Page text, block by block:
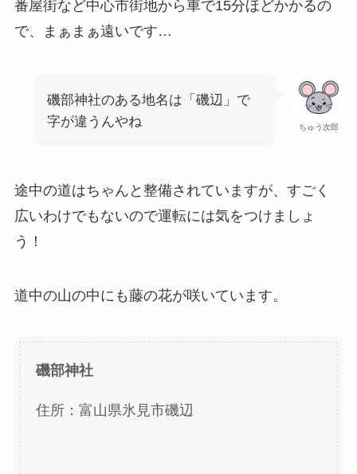
番屋街など中心市街地から車で15分ほどかかるの
で、まぁまぁ遠いです…
ちゅう次郎
磯部神社のある地名は「磯辺」で
字が違うんやね
途中の道はちゃんと整備されていますが、すごく
広いわけでもないので運転には気をつけましょ
う！
道中の山の中にも藤の花が咲いています。
磯部神社
住所：富山県氷見市磯辺